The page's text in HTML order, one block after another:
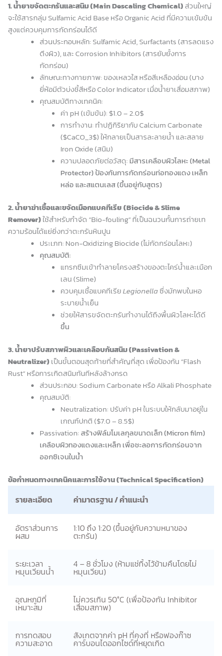
1. น้ำยาขจัดตะกรันและสนิม (Main Descaling Chemical)ส่วนใหญ่
จะใช้สารกลุ่ม Sulfamic Acid Base หรือ Organic Acid ที่มีความเข้มข้น
สูงแต่ควบคุมการกัดกร่อนได้ดี
ส่วนประกอบหลัก: Sulfamic Acid, Surfactants (สารลดแรง
ตึงผิว), และ Corrosion Inhibitors (สารยับยั้งการ
กัดกร่อน)
ลักษณะทางกายภาพ: ของเหลวใส หรือสีเหลืองอ่อน (บาง
ยี่ห้อมีตัวบ่งชี้สีหรือ Color Indicator เมื่อน้ำยาเสื่อมสภาพ)
คุณสมบัติทางเทคนิค:
ค่า pH (เข้มข้น): $1.0 – 2.0$
การทำงาน: ทำปฏิกิริยากับ Calcium Carbonate
($CaCO_3$) ให้กลายเป็นสารละลายน้ำ และสลาย
Iron Oxide (สนิม)
ความปลอดภัยต่อวัสดุ: มีสารเคลือบผิวโลหะ (Metal
Protector) ป้องกันการกัดกร่อนท่อทองแดง เหล็ก
หล่อ และสแตนเลส (ขึ้นอยู่กับสูตร)
2. น้ำยาฆ่าเชื้อและขจัดเมือกแบคทีเรีย (Biocide & Slime
Remover)ใช้สำหรับกำจัด “Bio-fouling” ที่เป็นฉนวนกั้นการถ่ายเท
ความร้อนได้แย่ยิ่งกว่าตะกรันหินปูน
ประเภท: Non-Oxidizing Biocide (ไม่กัดกร่อนโลหะ)
คุณสมบัติ:
แทรกซึมเข้าทำลายโครงสร้างของตะไคร่น้ำและเมือก
เลน (Slime)
ควบคุมเชื้อแบคทีเรียLegionellaซึ่งมักพบในหอ
ระบายน้ำเย็น
ช่วยให้สารขจัดตะกรันทำงานได้ถึงพื้นผิวโลหะได้ดี
ขึ้น
3. น้ำยาปรับสภาพผิวและเคลือบกันสนิม (Passivation &
Neutralizer) เป็นขั้นตอนสุดท้ายที่สำคัญที่สุด เพื่อป้องกัน “Flash
Rust” หรือการเกิดสนิมทันทีหลังล้างกรด
ส่วนประกอบ: Sodium Carbonate หรือ Alkali Phosphate
คุณสมบัติ:
Neutralization: ปรับค่า pH ในระบบให้กลับมาอยู่ใน
เกณฑ์ปกติ ($7.0 – 8.5$)
Passivation:สร้างฟิล์มโมเลกุลขนาดเล็ก (Micron film)
เคลือบผิวทองแดงและเหล็ก เพื่อชะลอการกัดกร่อนจาก
ออกซิเจนในน้ำ
ข้อกำหนดทางเทคนิคและการใช้งาน (Technical Specification)
รายละเอียด ค่ามาตรฐาน / คำแนะนำ
อัตราส่วนการ
ผสม
1:10 ถึง 1:20 (ขึ้นอยู่กับความหนาของ
ตะกรัน)
ระยะเวลา
หมุนเวียนน้ำ
4 – 8 ชั่วโมง (ห้ามแช่ทิ้งไว้ข้ามคืนโดยไม่
หมุนเวียน)
อุณหภูมิที่
เหมาะสม
ไม่ควรเกิน 50°C (เพื่อป้องกัน Inhibitor
เสื่อมสภาพ)
การทดสอบ
ความสะอาด
สังเกตจากค่า pH ที่คงที่ หรือฟองก๊าซ
คาร์บอนไดออกไซด์ที่หยุดเกิด